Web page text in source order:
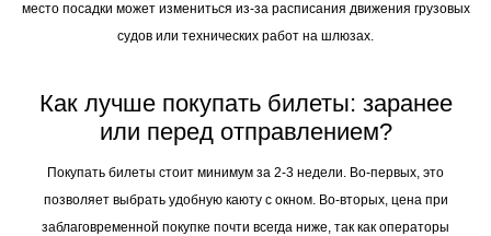
место посадки может измениться из-за расписания движения грузовых
судов или технических работ на шлюзах.
Как лучше покупать билеты: заранее
или перед отправлением?
Покупать билеты стоит минимум за 2-3 недели. Во-первых, это
позволяет выбрать удобную каюту с окном. Во-вторых, цена при
заблаговременной покупке почти всегда ниже, так как операторы